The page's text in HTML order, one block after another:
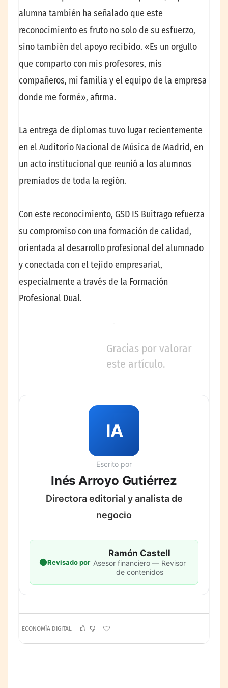
alumna también ha señalado que este
reconocimiento es fruto no solo de su esfuerzo,
sino también del apoyo recibido. «Es un orgullo
que comparto con mis profesores, mis
compañeros, mi familia y el equipo de la empresa
donde me formé», afirma.
La entrega de diplomas tuvo lugar recientemente
en el Auditorio Nacional de Música de Madrid, en
un acto institucional que reunió a los alumnos
premiados de toda la región.
Con este reconocimiento, GSD IS Buitrago refuerza
su compromiso con una formación de calidad,
orientada al desarrollo profesional del alumnado
y conectada con el tejido empresarial,
especialmente a través de la Formación
Profesional Dual.
Gracias por valorar
este artículo.
IA
Escrito por
Inés Arroyo Gutiérrez
Directora editorial y analista de
negocio
Revisado por
Ramón Castell
Asesor financiero — Revisor
de contenidos
ECONOMÍA DIGITAL